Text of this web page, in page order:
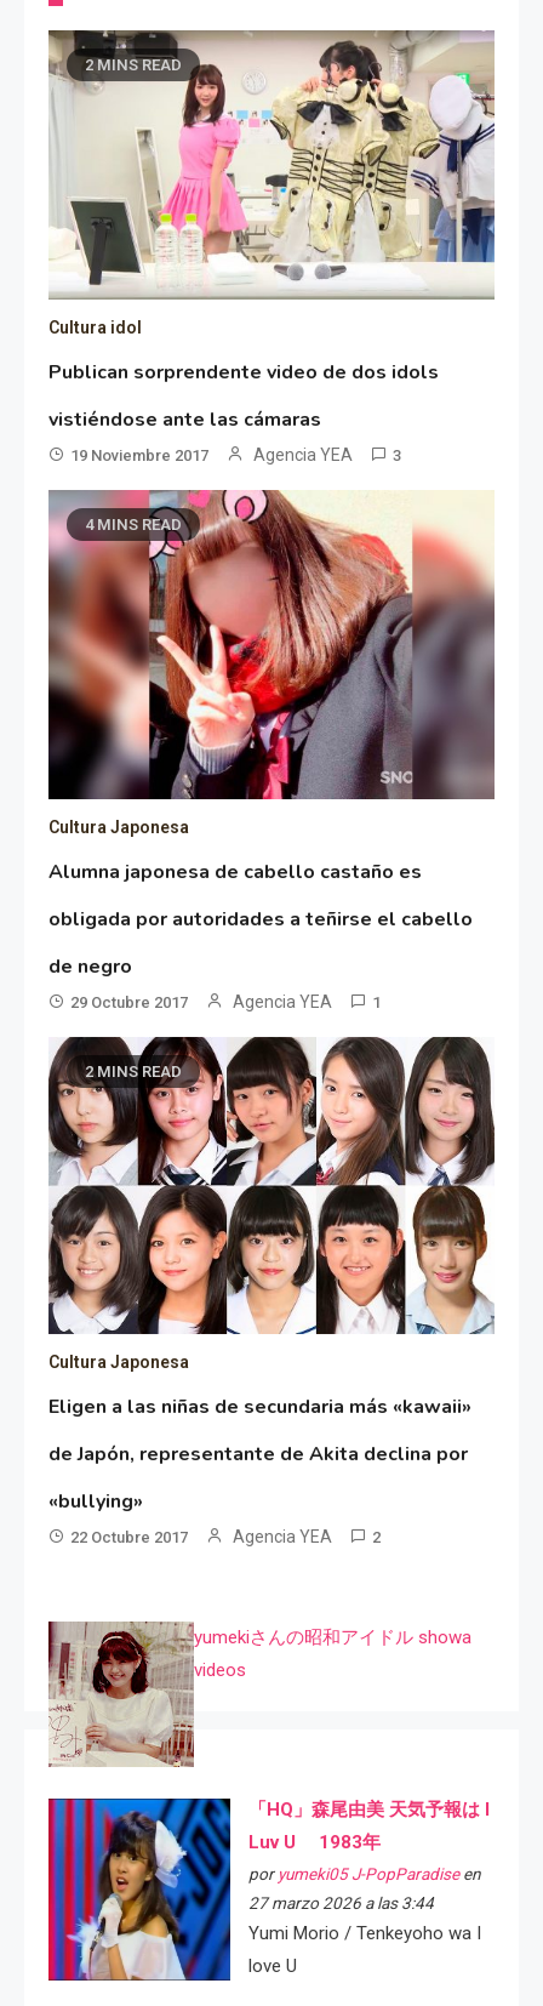
2 MINS READ
Cultura idol
Publican sorprendente video de dos idols
vistiéndose ante las cámaras
19 Noviembre 2017 Agencia YEA 3
4 MINS READ
Cultura Japonesa
Alumna japonesa de cabello castaño es
obligada por autoridades a teñirse el cabello
de negro
29 Octubre 2017 Agencia YEA 1
2 MINS READ
Cultura Japonesa
Eligen a las niñas de secundaria más «kawaii»
de Japón, representante de Akita declina por
«bullying»
22 Octubre 2017 Agencia YEA 2
yumekiさんの昭和アイドル showa
videos
「HQ」森尾由美 天気予報は I
Luv U 1983年
por yumeki05 J-PopParadiseen
27 marzo 2026 a las 3:44
Yumi Morio / Tenkeyoho wa I
love U